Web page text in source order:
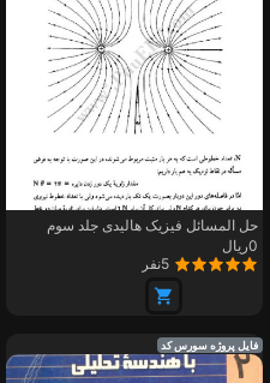
حل المسائل فیزیک هالیدی جلد سوم
0ریال
5نفر
فایل پروژه سورس کد